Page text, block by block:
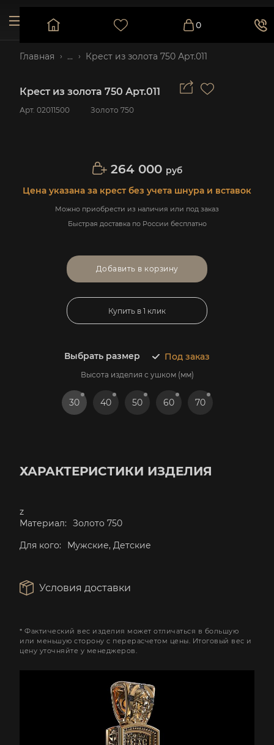
0
Главная ... Крест из золота 750 Арт.011
Крест из золота 750 Арт.011
Арт. 02011500 Золото 750
264 000 руб
Цена указана за крест без учета шнура и вставок
Можно приобрести из наличия или под заказ
Быстрая доставка по России бесплатно
Выбрать размер Под заказ
Высота изделия с ушком (мм)
30 40 50 60 70
Добавить в корзину
Купить в 1 клик
ХАРАКТЕРИСТИКИ ИЗДЕЛИЯ
z
Материал:
Золото 750
Для кого:
Мужские, Детские
Условия доставки
* Фактический вес изделия может отличаться в большую
или меньшую сторону с перерасчетом цены. Итоговый вес и
цену уточняйте у менеджеров.